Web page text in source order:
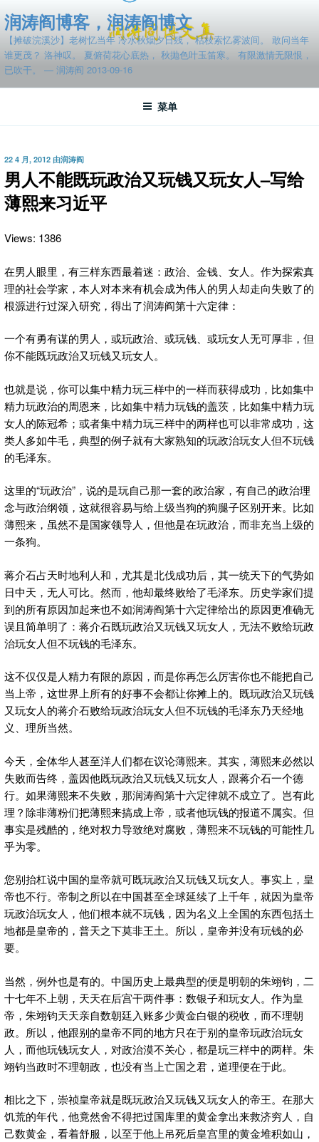
至
容
润涛阎博客，润涛阎博文
【摊破浣溪沙】老树忆当年 冷水秋烟夕日残， 枯枝索忆雾波间。 敢问当年
谁更茂？ 洛神叹。 夏俯荷花心底热， 秋抛色叶玉笛寒。 有限激情无限恨，
已吹干。 — 润涛阎 2013-09-16
菜单
发
布
于
22 4 月, 2012 由润涛阎
男人不能既玩政治又玩钱又玩女人–写给
薄熙来习近平
Views: 1386
在男人眼里，有三样东西最着迷：政治、金钱、女人。作为探索真
理的社会学家，本人对本来有机会成为伟人的男人却走向失败了的
根源进行过深入研究，得出了润涛阎第十六定律：
一个有勇有谋的男人，或玩政治、或玩钱、或玩女人无可厚非，但
你不能既玩政治又玩钱又玩女人。
也就是说，你可以集中精力玩三样中的一样而获得成功，比如集中
精力玩政治的周恩来，比如集中精力玩钱的盖茨，比如集中精力玩
女人的陈冠希；或者集中精力玩三样中的两样也可以非常成功，这
类人多如牛毛，典型的例子就有大家熟知的玩政治玩女人但不玩钱
的毛泽东。
这里的“玩政治”，说的是玩自己那一套的政治家，有自己的政治理
念与政治纲领，这就很容易与给上级当狗的狗腿子区别开来。比如
薄熙来，虽然不是国家领导人，但他是在玩政治，而非充当上级的
一条狗。
蒋介石占天时地利人和，尤其是北伐成功后，其一统天下的气势如
日中天，无人可比。然而，他却最终败给了毛泽东。历史学家们提
到的所有原因加起来也不如润涛阎第十六定律给出的原因更准确无
误且简单明了：蒋介石既玩政治又玩钱又玩女人，无法不败给玩政
治玩女人但不玩钱的毛泽东。
这不仅仅是人精力有限的原因，而是你再怎么厉害你也不能把自己
当上帝，这世界上所有的好事不会都让你摊上的。既玩政治又玩钱
又玩女人的蒋介石败给玩政治玩女人但不玩钱的毛泽东乃天经地
义、理所当然。
今天，全体华人甚至洋人们都在议论薄熙来。其实，薄熙来必然以
失败而告终，盖因他既玩政治又玩钱又玩女人，跟蒋介石一个德
行。如果薄熙来不失败，那润涛阎第十六定律就不成立了。岂有此
理？除非薄粉们把薄熙来搞成上帝，或者他玩钱的报道不属实。但
事实是残酷的，绝对权力导致绝对腐败，薄熙来不玩钱的可能性几
乎为零。
您别抬杠说中国的皇帝就可既玩政治又玩钱又玩女人。事实上，皇
帝也不行。帝制之所以在中国甚至全球延续了上千年，就因为皇帝
玩政治玩女人，他们根本就不玩钱，因为名义上全国的东西包括土
地都是皇帝的，普天之下莫非王土。所以，皇帝并没有玩钱的必
要。
当然，例外也是有的。中国历史上最典型的便是明朝的朱翊钧，二
十七年不上朝，天天在后宫干两件事：数银子和玩女人。作为皇
帝，朱翊钧天天亲自数朝廷入账多少黄金白银的税收，而不理朝
政。所以，他跟别的皇帝不同的地方只在于别的皇帝玩政治玩女
人，而他玩钱玩女人，对政治漠不关心，都是玩三样中的两样。朱
翊钧当政时不理朝政，也没有当上亡国之君，道理便在于此。
相比之下，崇祯皇帝就是既玩政治又玩钱又玩女人的帝王。在那大
饥荒的年代，他竟然舍不得把过国库里的黄金拿出来救济穷人，自
己数黄金，看着舒服，以至于他上吊死后皇宫里的黄金堆积如山，